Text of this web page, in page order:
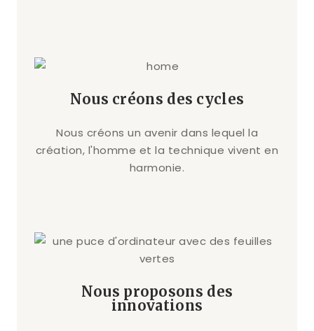
Nous créons des cycles
Nous créons un avenir dans lequel la
création, l'homme et la technique vivent en
harmonie.
Nous proposons des
innovations